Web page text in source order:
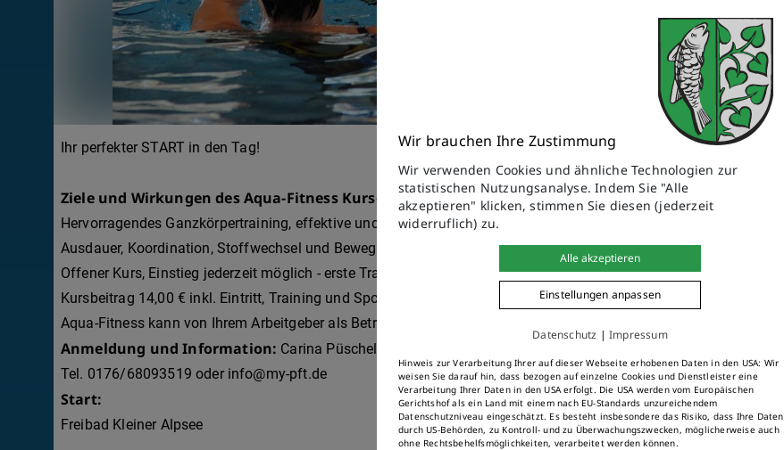
Ihr perfekter START in den Tag!
Ziele und Wirkungen des Aqua-Fitness Kurses:
Hervorragendes Ganzkörpertraining, effektive und schnell spürbare Verbesserungen der gesamten Fitness, Kraft,
Ausdauer, Koordination, Stoffwechsel und Beweglichkeit.
Offener Kurs, Einstieg jederzeit möglich - erste Trainingseinheit ist gratis
Kursbeitrag 14,00 € inkl. Eintritt, Training und Sportgeräten
Aqua-Fitness kann von Ihrem Arbeitgeber als Betriebssport oder von Ihrer Krankenkasse bezuschusst werden.
Anmeldung und Information: Carina Püschel, Fitnessfachwirtin
Tel. 0176/68093519 oder info@my-pft.de
Start:
Freibad Kleiner Alpsee
Wir brauchen Ihre Zustimmung
Wir verwenden Cookies und ähnliche Technologien zur
statistischen Nutzungsanalyse. Indem Sie "Alle
akzeptieren" klicken, stimmen Sie diesen (jederzeit
widerruflich) zu.
Alle akzeptieren
Einstellungen anpassen
Datenschutz | Impressum
Hinweis zur Verarbeitung Ihrer auf dieser Webseite erhobenen Daten in den USA: Wir
weisen Sie darauf hin, dass bezogen auf einzelne Cookies und Dienstleister eine
Verarbeitung Ihrer Daten in den USA erfolgt. Die USA werden vom Europäischen
Gerichtshof als ein Land mit einem nach EU-Standards unzureichendem
Datenschutzniveau eingeschätzt. Es besteht insbesondere das Risiko, dass Ihre Daten
durch US-Behörden, zu Kontroll- und zu Überwachungszwecken, möglicherweise auch
ohne Rechtsbehelfsmöglichkeiten, verarbeitet werden können.